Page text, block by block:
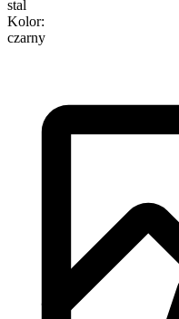
stal
Kolor:
czarny